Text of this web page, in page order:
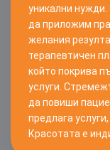
уникални
да приложим
желания
терапевтичен
който покрива
услуги.
да повиши
предлага
Красотата е